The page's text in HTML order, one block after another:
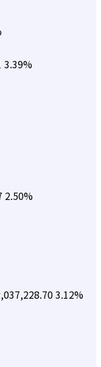
3.39%
2.50%
3.12%